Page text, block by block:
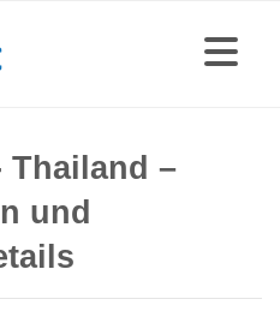
Thailand –
und